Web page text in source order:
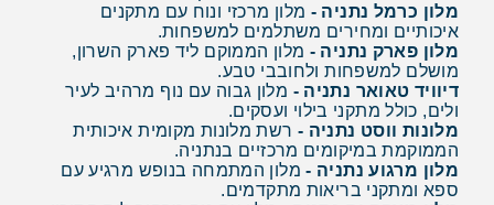
מלון כרמל נתניה - מלון מרכזי ונוח עם מתקנים
איכותיים ומחירים משתלמים למשפחות.
מלון פארק נתניה - מלון הממוקם ליד פארק השרון,
מושלם למשפחות ולחובבי טבע.
דיוויד טאואר נתניה - מלון גבוה עם נוף מרהיב לעיר
ולים, כולל מתקני בילוי ועסקים.
מלונות ווסט נתניה - רשת מלונות מקומית איכותית
הממוקמת במיקומים מרכזיים בנתניה.
מלון מרגוע נתניה - מלון המתמחה בנופש מרגיע עם
ספא ומתקני בריאות מתקדמים.